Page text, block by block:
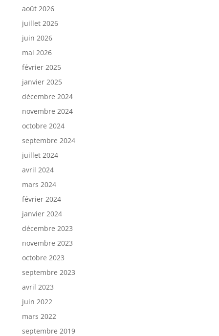
août 2026
juillet 2026
juin 2026
mai 2026
février 2025
janvier 2025
décembre 2024
novembre 2024
octobre 2024
septembre 2024
juillet 2024
avril 2024
mars 2024
février 2024
janvier 2024
décembre 2023
novembre 2023
octobre 2023
septembre 2023
avril 2023
juin 2022
mars 2022
septembre 2019